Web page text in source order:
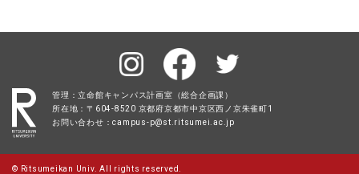
管理：立命館キャンパス計画室（総合企画課）
所在地：〒604-8520 京都府京都市中京区西ノ京朱雀町1
お問い合わせ：campus-p@st.ritsumei.ac.jp
© Ritsumeikan Univ. All rights reserved.